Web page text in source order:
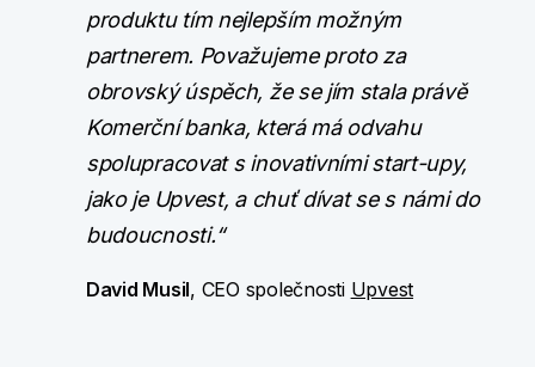
produktu tím nejlepším možným
partnerem. Považujeme proto za
obrovský úspěch, že se jím stala právě
Komerční banka, která má odvahu
spolupracovat s inovativními start-upy,
jako je Upvest, a chuť dívat se s námi do
budoucnosti.“
David Musil, CEO společnosti Upvest